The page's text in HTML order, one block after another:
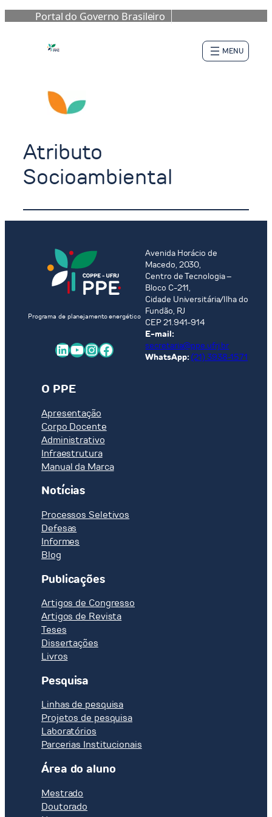
Portal do Governo Brasileiro
Atributo
Socioambiental
Programa de planejamento energético
LinkedIn Youtube InstagramFacebook
Avenida Horácio de
Macedo, 2030,
Centro de Tecnologia –
Bloco C-211,
Cidade Universitária/Ilha do
Fundão, RJ
CEP 21.941-914
E-mail:
secretaria@ppe.ufrj.br
WhatsApp: (21) 3938-1571
O PPE
Apresentação
Corpo Docente
Administrativo
Infraestrutura
Manual da Marca
Notícias
Processos Seletivos
Defesas
Informes
Blog
Publicações
Artigos de Congresso
Artigos de Revista
Teses
Dissertações
Livros
Pesquisa
Linhas de pesquisa
Projetos de pesquisa
Laboratórios
Parcerias Institucionais
Área do aluno
Mestrado
Doutorado